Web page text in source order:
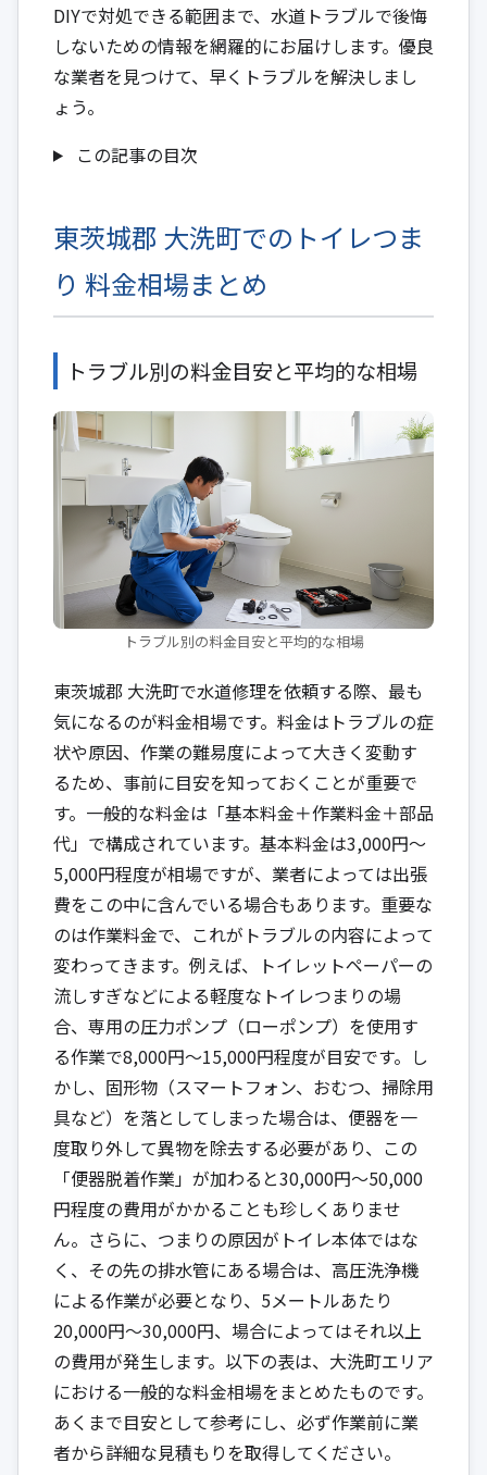
DIYで対処できる範囲まで、水道トラブルで後悔
しないための情報を網羅的にお届けします。優良
な業者を見つけて、早くトラブルを解決しまし
ょう。
この記事の目次
東茨城郡 大洗町でのトイレつま
り 料金相場まとめ
トラブル別の料金目安と平均的な相場
トラブル別の料金目安と平均的な相場
東茨城郡 大洗町で水道修理を依頼する際、最も
気になるのが料金相場です。料金はトラブルの症
状や原因、作業の難易度によって大きく変動す
るため、事前に目安を知っておくことが重要で
す。一般的な料金は「基本料金＋作業料金＋部品
代」で構成されています。基本料金は3,000円〜
5,000円程度が相場ですが、業者によっては出張
費をこの中に含んでいる場合もあります。重要な
のは作業料金で、これがトラブルの内容によって
変わってきます。例えば、トイレットペーパーの
流しすぎなどによる軽度なトイレつまりの場
合、専用の圧力ポンプ（ローポンプ）を使用す
る作業で8,000円〜15,000円程度が目安です。し
かし、固形物（スマートフォン、おむつ、掃除用
具など）を落としてしまった場合は、便器を一
度取り外して異物を除去する必要があり、この
「便器脱着作業」が加わると30,000円〜50,000
円程度の費用がかかることも珍しくありませ
ん。さらに、つまりの原因がトイレ本体ではな
く、その先の排水管にある場合は、高圧洗浄機
による作業が必要となり、5メートルあたり
20,000円〜30,000円、場合によってはそれ以上
の費用が発生します。以下の表は、大洗町エリア
における一般的な料金相場をまとめたものです。
あくまで目安として参考にし、必ず作業前に業
者から詳細な見積もりを取得してください。